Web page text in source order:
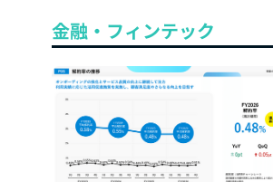
金融・フィンテック